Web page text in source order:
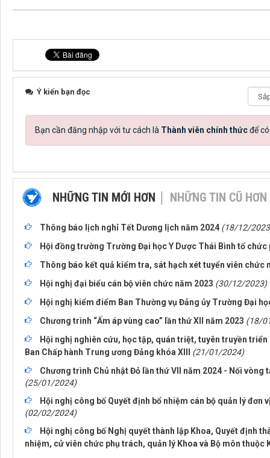
Ý kiến bạn đọc
Bạn cần đăng nhập với tư cách là Thành viên chính thứcđể
NHỮNG TIN MỚI HƠN NHỮNG TIN CŨ HƠN
Thông báo lịch nghỉ Tết Dương lịch năm 2024 (18/12/
Hội đồng trường Trường Đại học Y Dược Thái Bình tổ chức
Thông báo kết quả kiểm tra, sát hạch xét tuyển viên chức
Hội nghị đại biểu cán bộ viên chức năm 2023 (30/12/2023)
Hội nghị kiểm điểm Ban Thường vụ Đảng ủy Trường Đại
Chương trình “Ấm áp vùng cao” lần thứ XII năm 2023 (18/
Hội nghị nghiên cứu, học tập, quán triệt, tuyên truyền
Ban Chấp hành Trung ương Đảng khóa XIII
(21/01/2024)
Chương trình Chủ nhật Đỏ lần thứ VII năm 2024 - Nối vòng
(25/01/2024)
Hội nghị công bố Quyết định bổ nhiệm cán bộ quản lý đơn
(02/02/2024)
Hội nghị công bố Nghị quyết thành lập Khoa, Quyết định
nhiệm, cử viên chức phụ trách, quản lý Khoa và Bộ môn thuộc